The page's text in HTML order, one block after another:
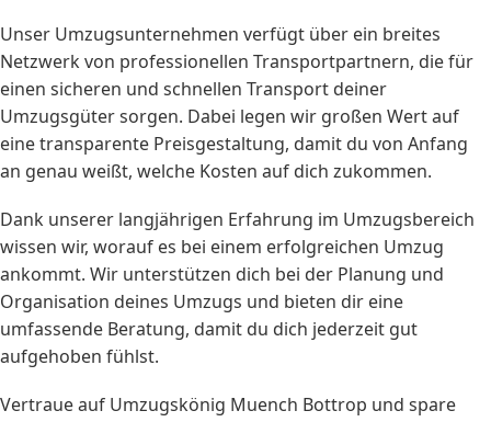
Unser Umzugsunternehmen verfügt über ein breites
Netzwerk von professionellen Transportpartnern, die für
einen sicheren und schnellen Transport deiner
Umzugsgüter sorgen. Dabei legen wir großen Wert auf
eine transparente Preisgestaltung, damit du von Anfang
an genau weißt, welche Kosten auf dich zukommen.
Dank unserer langjährigen Erfahrung im Umzugsbereich
wissen wir, worauf es bei einem erfolgreichen Umzug
ankommt. Wir unterstützen dich bei der Planung und
Organisation deines Umzugs und bieten dir eine
umfassende Beratung, damit du dich jederzeit gut
aufgehoben fühlst.
Vertraue auf Umzugskönig Muench Bottrop und spare